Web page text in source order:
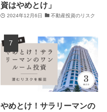
資はやめとけ」
2024年12月6日 不動産投資のリスク
やめとけ！サラリーマンの